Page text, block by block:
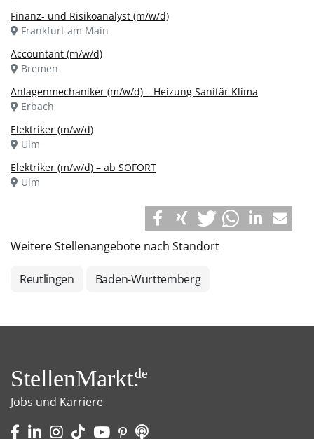
Finanz- und Risikoanalyst (m/w/d)
Frankfurt am Main
Accountant (m/w/d)
Bremen
Anlagenmechaniker (m/w/d) – Heizung Sanitär Klima
Erbach
Elektriker (m/w/d)
Ulm
Elektriker (m/w/d) – ab SOFORT
Ulm
Weitere Stellenangebote nach Standort
Reutlingen Baden-Württemberg
StellenMarkt.de
Jobs und Karriere